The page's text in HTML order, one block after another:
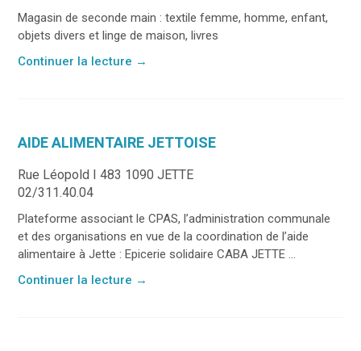
Magasin de seconde main : textile femme, homme, enfant,
objets divers et linge de maison, livres
Continuer la lecture →
AIDE ALIMENTAIRE JETTOISE
Rue Léopold I 483 1090 JETTE
02/311.40.04
Plateforme associant le CPAS, l’administration communale
et des organisations en vue de la coordination de l’aide
alimentaire à Jette : Epicerie solidaire CABA JETTE ...
Continuer la lecture →